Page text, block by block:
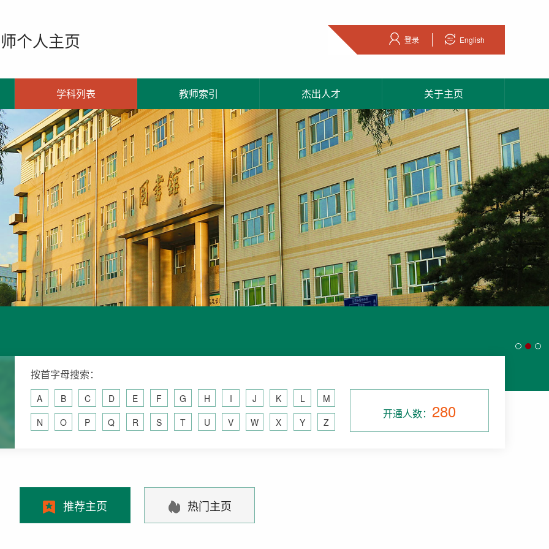
个人主页 登录 English
学科列表 教师索引 杰出人才 关于主页
按首字母搜索：
A B C D E F G H I J K L
M
N
O P Q R S T U V W X Y Z
开通人数： 280
推荐主页 热门主页